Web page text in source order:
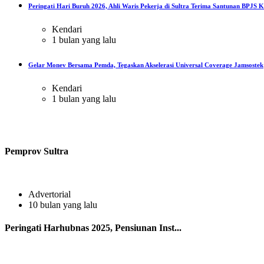
Peringati Hari Buruh 2026, Ahli Waris Pekerja di Sultra Terima Santunan BPJS
Kendari
1 bulan yang lalu
Gelar Monev Bersama Pemda, Tegaskan Akselerasi Universal Coverage Jamsostek
Kendari
1 bulan yang lalu
Pemprov Sultra
Advertorial
10 bulan yang lalu
Peringati Harhubnas 2025, Pensiunan Inst...